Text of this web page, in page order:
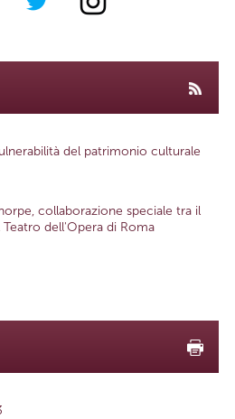
del patrimonio culturale
collaborazione speciale tra il
Teatro dell'Opera di Roma